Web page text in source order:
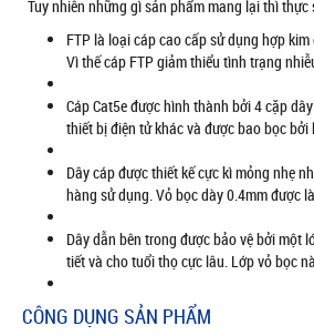
Tuy nhiên những gì sản phẩm mang lại thì thực
FTP là loại cáp cao cấp sử dụng hợp
Vì thế cáp FTP giảm thiểu tình trạng
Cáp Cat5e được hình thành bởi 4 cặp
thiết bị điện tử khác và được bao bọc bởi
Dây cáp được thiết kế cực kì mỏng nhẹ
hàng sử dụng. Vỏ bọc dày 0.4mm được
Dây dẫn bên trong được bảo vệ bởi một
tiết và cho tuổi thọ cực lâu. Lớp vỏ bọc
CÔNG DỤNG SẢN PHẨM